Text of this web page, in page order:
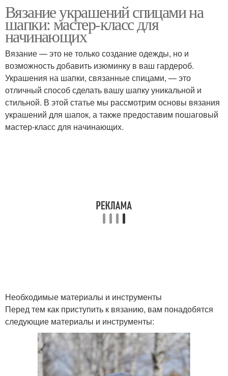
Макушка для шапки Украшения на шапку
Украшения на шапки Простая шапка
Узоры для детских
шапок
Вязание украшений спицами на
шапки: мастер-класс для
начинающих
Вязание — это не только создание одежды, но и
возможность добавить изюминку в ваш гардероб.
Украшения на шапки, связанные спицами, — это
отличный способ сделать вашу шапку уникальной и
стильной. В этой статье мы рассмотрим основы вязания
украшений для шапок, а также предоставим пошаговый
мастер-класс для начинающих.
Необходимые материалы и инструменты
Перед тем как приступить к вязанию, вам понадобятся
следующие материалы и инструменты: